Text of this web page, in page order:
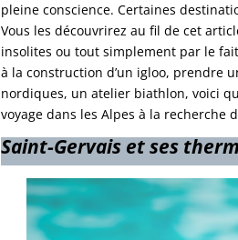
pleine conscience. Certaines
Vous les découvrirez au fil de cet
insolites ou tout simplement par le
à la construction d’un igloo, prendre
nordiques, un atelier biathlon, voici
voyage dans les Alpes à la recherche
Saint-Gervais et ses